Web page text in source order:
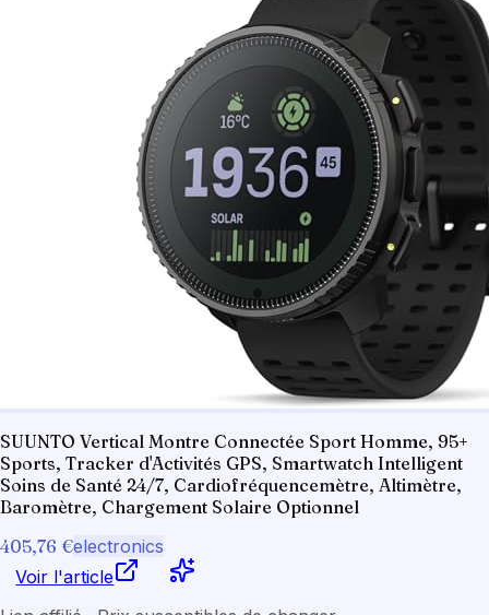
SUUNTO Vertical Montre Connectée Sport Homme, 95+
Sports, Tracker d'Activités GPS, Smartwatch Intelligent
Soins de Santé 24/7, Cardiofréquencemètre, Altimètre,
Baromètre, Chargement Solaire Optionnel
405,76 €electronics
Voir l'article